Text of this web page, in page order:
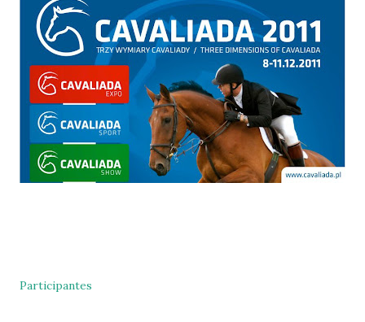
Participantes